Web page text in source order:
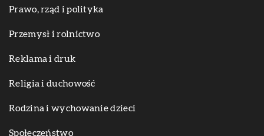
Prawo, rząd i polityka
Przemysł i rolnictwo
Reklama i druk
Religia i duchowość
Rodzina i wychowanie dzieci
Społeczeństwo